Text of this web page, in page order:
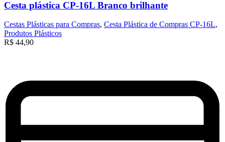
Cesta plástica CP-16L Branco brilhante
Cestas Plásticas para Compras, Cesta Plástica de Compras CP-16L,
Produtos Plásticos
R$ 44,90